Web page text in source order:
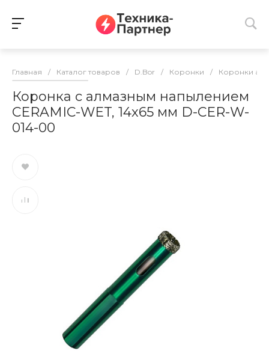
Главная / Каталог товаров / D.Bor / Коронки / Коронки
Коронка с алмазным напылением
CERAMIC-WET, 14х65 мм D-CER-W-
014-00